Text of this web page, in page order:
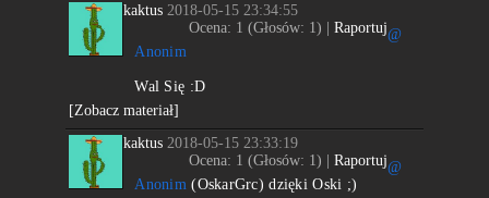
kaktus 2018-05-15 23:34:55
Ocena: 1 (Głosów: 1) |Raportuj@
Anonim
Wal Się :D
[Zobacz materiał]
kaktus 2018-05-15 23:33:19
Ocena: 1 (Głosów: 1) |Raportuj@
Anonim (OskarGrc) dzięki Oski ;)